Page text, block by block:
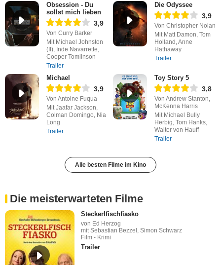
Obsession - Du
sollst mich lieben
3,9
Von Curry Barker
Mit Michael Johnston
(II), Inde Navarrette,
Cooper Tomlinson
Trailer
Die Odyssee
3,9
Von Christopher Nolan
Mit Matt Damon, Tom
Holland, Anne
Hathaway
Trailer
Michael
3,9
Von Antoine Fuqua
Mit Jaafar Jackson,
Colman Domingo, Nia
Long
Trailer
Toy Story 5
3,8
Von Andrew Stanton,
McKenna Harris
Mit Michael Bully
Herbig, Tom Hanks,
Walter von Hauff
Trailer
Alle besten Filme im Kino
Die meisterwarteten Filme
Steckerlfischfiasko
von Ed Herzog
mit Sebastian Bezzel, Simon Schwarz
Film - Krimi
Trailer